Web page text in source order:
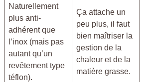
Naturellement
plus anti-
adhérent que
l’inox (mais pas
autant qu’un
revêtement type
téflon).
Ça attache un
peu plus, il faut
bien maîtriser la
gestion de la
chaleur et de la
matière grasse.